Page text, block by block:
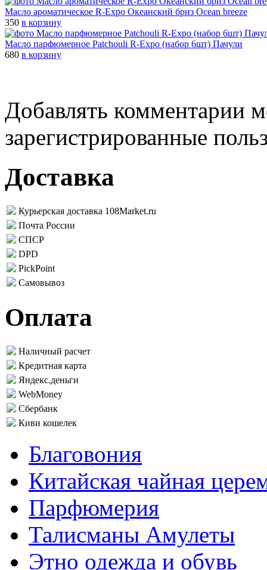
Масло ароматическое R-Expo Океанский бриз Ocean breeze
350 в корзину
Масло парфюмерное Patchouli R-Expo (набор 6шт) Пачули
680 в корзину
Добавлять комментарии
зарегистрированные
Доставка
Курьерская доставка 108Market.ru
Почта России
СПСР
DPD
PickPoint
Самовывоз
Оплата
Наличный расчет
Кредитная карта
Яндекс.деньги
WebMoney
Сбербанк
Киви кошелек
Благовония
Китайская чайная
Парфюмерия
Талисманы Амулеты
Этно одежда и обувь